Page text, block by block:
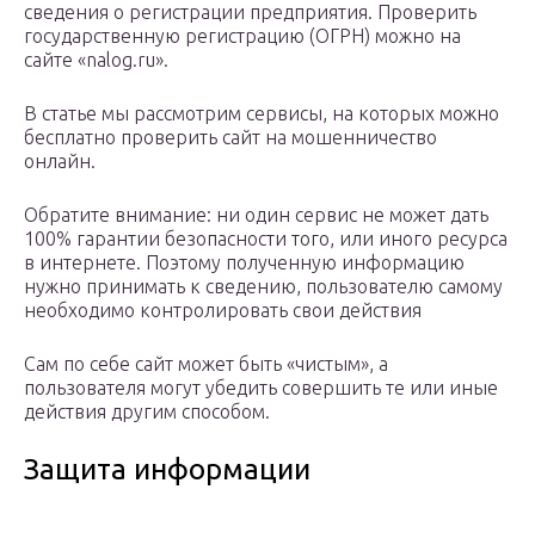
сведения о регистрации предприятия. Проверить
государственную регистрацию (ОГРН) можно на
сайте «nalog.ru».
В статье мы рассмотрим сервисы, на которых можно
бесплатно проверить сайт на мошенничество
онлайн.
Обратите внимание: ни один сервис не может дать
100% гарантии безопасности того, или иного ресурса
в интернете. Поэтому полученную информацию
нужно принимать к сведению, пользователю самому
необходимо контролировать свои действия
Сам по себе сайт может быть «чистым», а
пользователя могут убедить совершить те или иные
действия другим способом.
Защита информации